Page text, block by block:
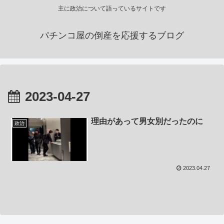
主に政治について語っているサイトです
パチンコ屋の倒産を応援するブログ
2023-04-27
政治 理由があって男女別だったのに
2023.04.27